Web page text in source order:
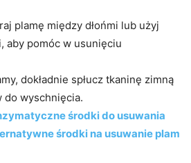
plamę między dłońmi lub użyj
aby pomóc w usunięciu
dokładnie spłucz tkaninę zimną
do wyschnięcia.
środki do usuwania
środki na usuwanie plam